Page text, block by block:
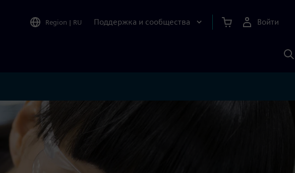
Region | RU Поддержка и сообщества Войти